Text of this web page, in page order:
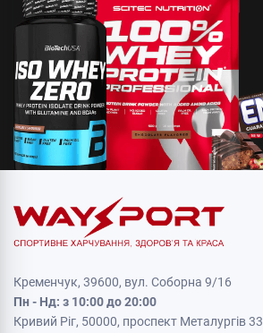
Кременчук, 39600, вул. Соборна 9/16
Пн - Нд: з 10:00 до 20:00
Кривий Ріг, 50000, проспект Металургів 33